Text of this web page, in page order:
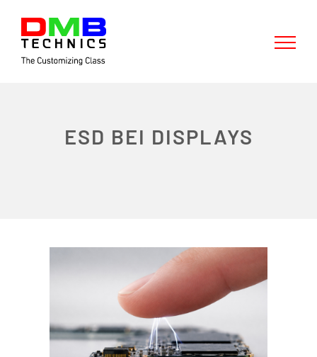
content
ESD BEI DISPLAYS